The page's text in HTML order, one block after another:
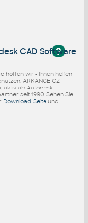
?
CAD Software
hoffen wir - Ihnen helfen
ARKANCE CZ
aktiv als Autodesk
seit 1990. Sehen Sie
Download-Seiteund